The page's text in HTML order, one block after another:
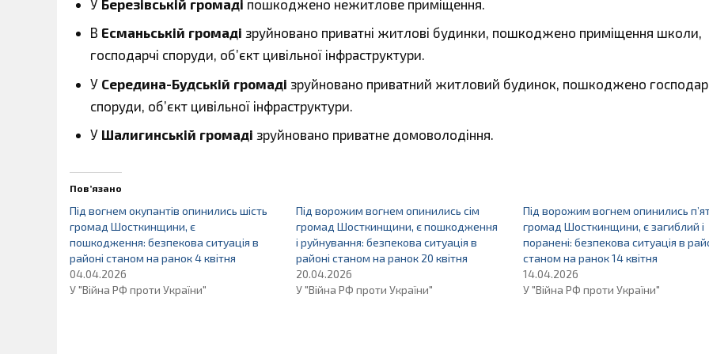
У Березівській громаді пошкоджено нежитлове приміщення.
В Есманьській громаді зруйновано приватні житлові будинки, пошкоджено приміщення школи,
господарчі споруди, об’єкт цивільної інфраструктури.
У Середина-Будській громаді зруйновано приватний житловий будинок, пошкоджено
споруди, об’єкт цивільної інфраструктури.
У Шалигинській громаді зруйновано приватне домоволодіння.
Пов’язано
Під вогнем окупантів опинились шість
громад Шосткинщини, є
пошкодження: безпекова ситуація в
районі станом на ранок 4 квітня
04.04.2026
У "Війна РФ проти України"
Під ворожим вогнем опинились сім
громад Шосткинщини, є пошкодження
і руйнування: безпекова ситуація в
районі станом на ранок 20 квітня
20.04.2026
У "Війна РФ проти України"
Під ворожим вогнем опинились
громад Шосткинщини, є загиблий і
поранені: безпекова ситуація в
станом на ранок 14 квітня
14.04.2026
У "Війна РФ проти України"